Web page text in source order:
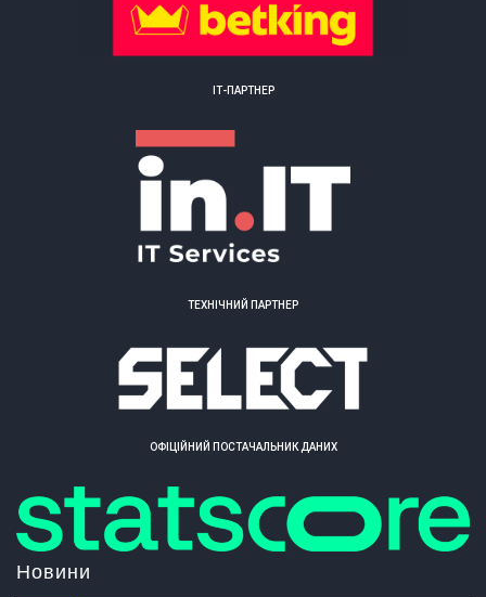
ІТ-ПАРТНЕР
ТЕХНІЧНИЙ ПАРТНЕР
ОФІЦІЙНИЙ ПОСТАЧАЛЬНИК ДАНИХ
Новини